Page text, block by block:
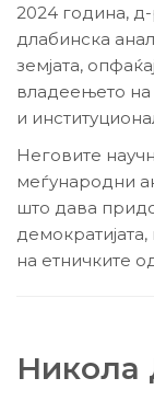
2024 година,
длабинска
земјата,
владеењето
и
Неговите
меѓународни
што дава
на етничките
Никола